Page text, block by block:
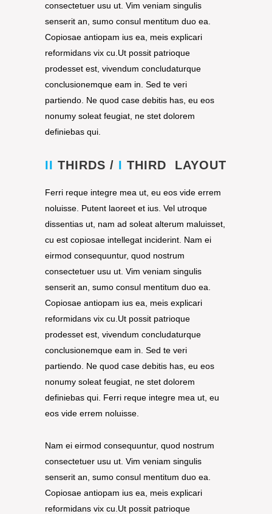
consectetuer usu ut. Vim veniam singulis
senserit an, sumo consul mentitum duo ea.
Copiosae antiopam ius ea, meis explicari
reformidans vix cu.Ut possit patrioque
prodesset est, vivendum concludaturque
conclusionemque eam in. Sed te veri
partiendo. Ne quod case debitis has, eu eos
nonumy soleat feugiat, ne stet dolorem
definiebas qui.
II THIRDS / I THIRD LAYOUT
Ferri reque integre mea ut, eu eos vide errem
noluisse. Putent laoreet et ius. Vel utroque
dissentias ut, nam ad soleat alterum maluisset,
cu est copiosae intellegat inciderint. Nam ei
eirmod consequuntur, quod nostrum
consectetuer usu ut. Vim veniam singulis
senserit an, sumo consul mentitum duo ea.
Copiosae antiopam ius ea, meis explicari
reformidans vix cu.Ut possit patrioque
prodesset est, vivendum concludaturque
conclusionemque eam in. Sed te veri
partiendo. Ne quod case debitis has, eu eos
nonumy soleat feugiat, ne stet dolorem
definiebas qui. Ferri reque integre mea ut, eu
eos vide errem noluisse.
Nam ei eirmod consequuntur, quod nostrum
consectetuer usu ut. Vim veniam singulis
senserit an, sumo consul mentitum duo ea.
Copiosae antiopam ius ea, meis explicari
reformidans vix cu.Ut possit patrioque